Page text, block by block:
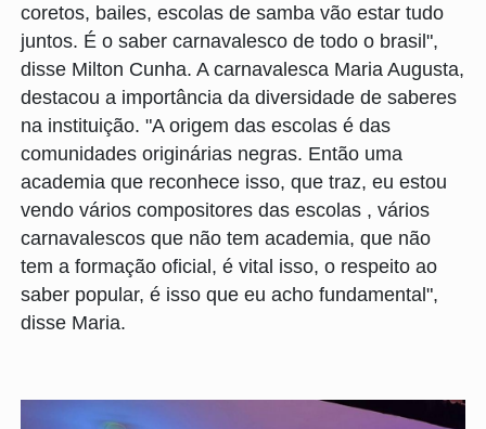
coretos, bailes, escolas de samba vão estar tudo
juntos. É o saber carnavalesco de todo o brasil",
disse Milton Cunha. A carnavalesca Maria Augusta,
destacou a importância da diversidade de saberes
na instituição. "A origem das escolas é das
comunidades originárias negras. Então uma
academia que reconhece isso, que traz, eu estou
vendo vários compositores das escolas , vários
carnavalescos que não tem academia, que não
tem a formação oficial, é vital isso, o respeito ao
saber popular, é isso que eu acho fundamental",
disse Maria.